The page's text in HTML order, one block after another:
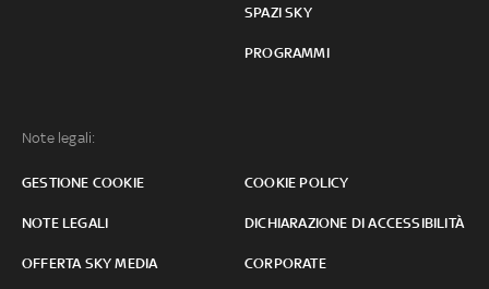
SPAZI SKY
PROGRAMMI
Note legali:
GESTIONE COOKIE COOKIE POLICY
NOTE LEGALI DICHIARAZIONE DI ACCESSIBILITÀ
OFFERTA SKY MEDIA CORPORATE